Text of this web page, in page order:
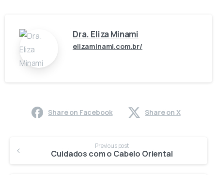
Dra. Eliza Minami
elizaminami.com.br/
Share on Facebook Share on X
Previous post
Cuidados com o Cabelo Oriental